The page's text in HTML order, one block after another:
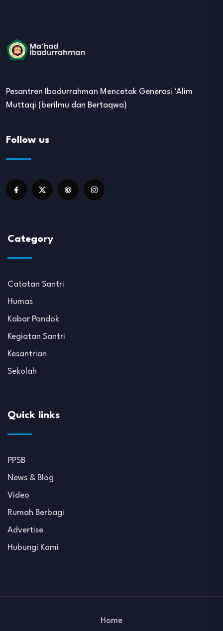
Pesantren Ibadurrahman Mencetak Generasi ‘Alim
Muttaqi (berilmu dan Bertaqwa)
Follow us
Category
Catatan Santri
Humas
Kabar Pondok
Kegiatan Santri
Kesantrian
Sekolah
Quick links
PPSB
News & Blog
Video
Rumah Berbagi
Advertise
Hubungi Kami
Home